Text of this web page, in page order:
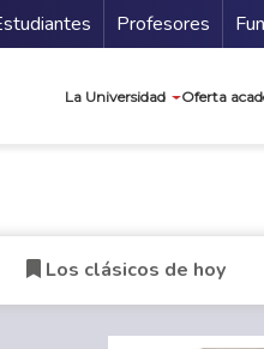
Profesores
La Universidad Oferta
Los clásicos de hoy